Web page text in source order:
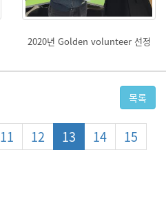
2020년 Golden volunteer 선정
목록
11 12 13 14
15